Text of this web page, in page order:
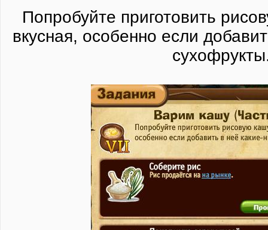
Попробуйте приготовить
вкусная, особенно если